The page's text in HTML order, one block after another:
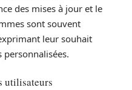
des mises à jour et le
sont souvent
leur souhait
personnalisées.
utilisateurs